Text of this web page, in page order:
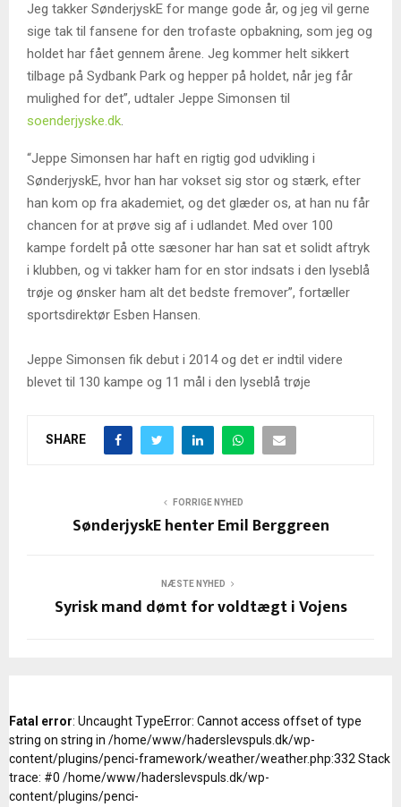
Jeg takker SønderjyskE for mange gode år, og jeg vil gerne
sige tak til fansene for den trofaste opbakning, som jeg og
holdet har fået gennem årene. Jeg kommer helt sikkert
tilbage på Sydbank Park og hepper på holdet, når jeg får
mulighed for det”, udtaler Jeppe Simonsen til
soenderjyske.dk.
“Jeppe Simonsen har haft en rigtig god udvikling i
SønderjyskE, hvor han har vokset sig stor og stærk, efter
han kom op fra akademiet, og det glæder os, at han nu får
chancen for at prøve sig af i udlandet. Med over 100
kampe fordelt på otte sæsoner har han sat et solidt aftryk
i klubben, og vi takker ham for en stor indsats i den lyseblå
trøje og ønsker ham alt det bedste fremover”, fortæller
sportsdirektør Esben Hansen.
Jeppe Simonsen fik debut i 2014 og det er indtil videre
blevet til 130 kampe og 11 mål i den lyseblå trøje
SHARE
FORRIGE NYHED
SønderjyskE henter Emil Berggreen
NÆSTE NYHED
Syrisk mand dømt for voldtægt i Vojens
Fatal error: Uncaught TypeError: Cannot access offset of type
string on string in /home/www/haderslevspuls.dk/wp-
content/plugins/penci-framework/weather/weather.php:332 Stack
trace: #0 /home/www/haderslevspuls.dk/wp-
content/plugins/penci-